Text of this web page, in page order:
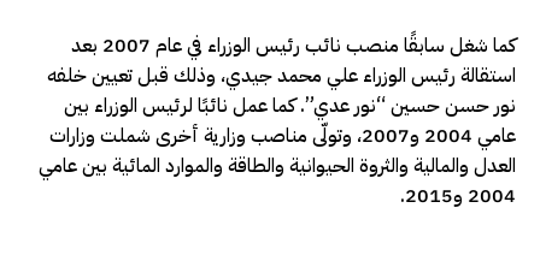
كما شغل سابقًا منصب نائب رئيس الوزراء في عام 2007 بعد
استقالة رئيس الوزراء علي محمد جيدي، وذلك قبل تعيين خلفه
نور حسن حسين “نور عدي”. كما عمل نائبًا لرئيس الوزراء بين
عامي 2004 و2007، وتولّى مناصب وزارية أخرى شملت وزارات
العدل والمالية والثروة الحيوانية والطاقة والموارد المائية بين عامي
2004 و2015.